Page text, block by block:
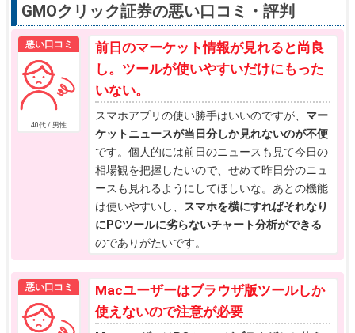
GMOクリック証券の悪い口コミ・評判
悪い口コミ
40代 / 男性
前日のマーケット情報が見れると尚良
し。ツールが使いやすいだけにもった
いない。
スマホアプリの使い勝手はいいのですが、 マー
ケットニュースが当日分しか見れないのが不便
です。個人的には前日のニュースも見て今日の
相場観を把握したいので、せめて昨日分のニュ
ースも見れるようにしてほしいな。あとの機能
は使いやすいし、 スマホを横にすればそれなり
にPCツールに劣らないチャート分析ができる
のでありがたいです。
悪い口コミ
Macユーザーはブラウザ版ツールしか
使えないので注意が必要